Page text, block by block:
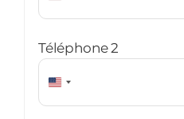
Unis
+1
Téléphone 2
États-
Unis